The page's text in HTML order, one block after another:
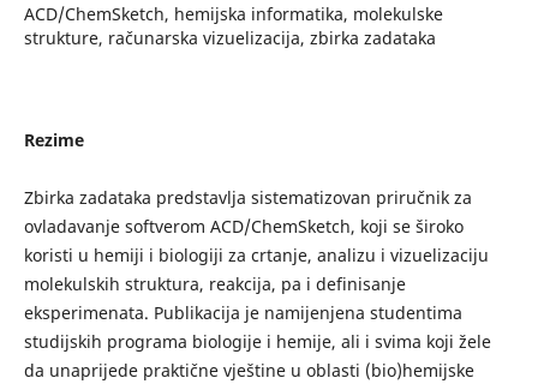
ACD/ChemSketch, hemijska informatika, molekulske
strukture, računarska vizuelizacija, zbirka zadataka
Rezime
Zbirka zadataka predstavlja sistematizovan priručnik za
ovladavanje softverom ACD/ChemSketch, koji se široko
koristi u hemiji i biologiji za crtanje, analizu i vizuelizaciju
molekulskih struktura, reakcija, pa i definisanje
eksperimenata. Publikacija je namijenjena studentima
studijskih programa biologije i hemije, ali i svima koji žele
da unaprijede praktične vještine u oblasti (bio)hemijske